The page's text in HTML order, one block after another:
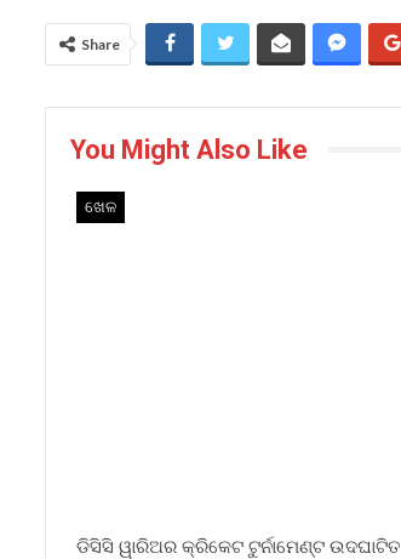
Share
You Might Also Like
ଖେଳ
ଡିସିସି ୱାରିଅର କ୍ରିକେଟ ଟୁର୍ନାମେଣ୍ଟ ଉଦଘାଟିତ